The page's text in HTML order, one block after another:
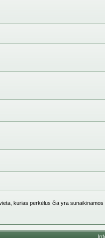
kurias perkėlus čia yra